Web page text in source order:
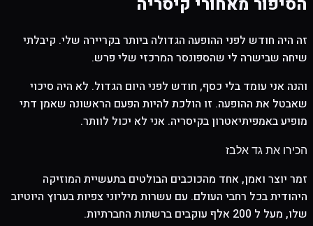
זה היה חודש לפני ההופעה הגדולה ביותר בקריירה שלי. קיבלתי
שיחה שבישרה לי שהספונסר המרכזי שלי פרש.
והנה אני עומד בלי כסף, חודש לפני היום הגדול. לא היה סיכוי
שאבטל את ההופעה. זו הולכת להיות הפעם הראשונה שאמן דתי
מופיע באמפיתיאטרון בקיסריה. אני לא יכול לוותר.
הכירו את גד אלבז
זמר יוצר ואמן, אחד מהכוכבים הבולטים בתעשיית המוזיקה
היהודית בכל רחבי העולם. עם עשרות מיליוני צפיות בערוץ היוטיוב
שלו, מעל ל 200 אלף עוקבים ברשתות החברתיות.